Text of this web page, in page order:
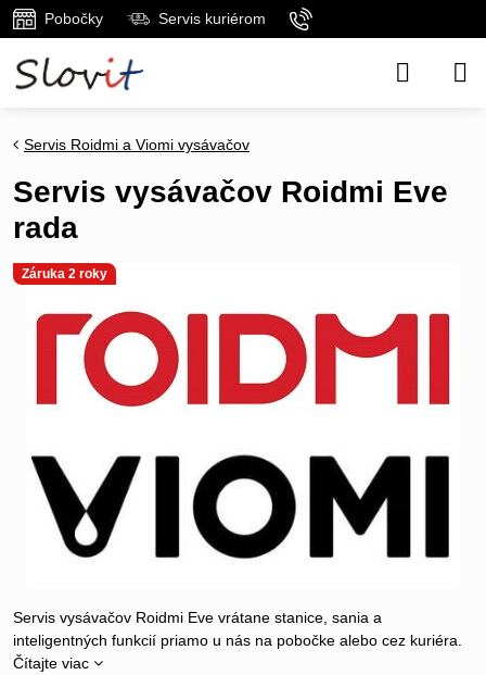
Pobočky Servis kuriérom
Záruka 2 roky
Servis Roidmi a Viomi vysávačov
Servis vysávačov Roidmi Eve
rada
Servis vysávačov Roidmi Eve vrátane stanice, sania a
inteligentných funkcií priamo u nás na pobočke alebo cez kuriéra.
Čítajte viac